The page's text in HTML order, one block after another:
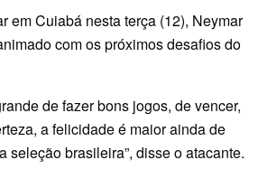
em Cuiabá nesta terça (12), Neymar
com os próximos desafios do
de fazer bons jogos, de vencer,
a felicidade é maior ainda de
seleção brasileira”, disse o atacante.